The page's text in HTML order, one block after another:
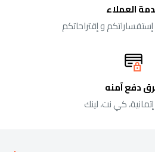
العملاء
و إقتراحاتكم
دفع آمنه
كي نت، لينك